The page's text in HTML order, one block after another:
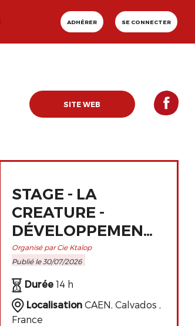
ADHÉRER SE CONNECTER
SITE WEB
STAGE - LA
CREATURE -
DÉVELOPPEMENT
ET
PERFECTIONNEMENT
DE L'ART
CLOWNESQUE
Organisé par Cie Ktalop
Publié le 30/07/2026
Durée14 h
LocalisationCAEN, Calvados ,
France